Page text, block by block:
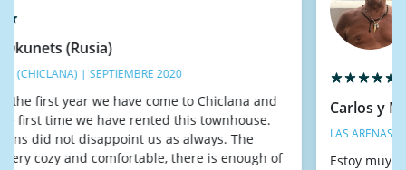
Carlos y Margarita (Madrid)
LAS ARENAS (CHICLANA) | JUNIO 2021
Estoy muy contento de la profesionalidad, amabilidad